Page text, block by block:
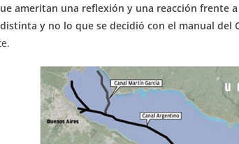
ameritan una reflexión y una reacción frente
y no lo que se decidió con el manual del